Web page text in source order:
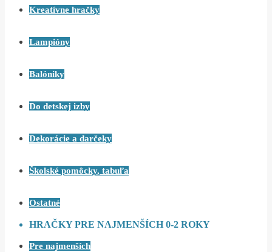
Kreatívne hračky
Lampióny
Balóniky
Do detskej izby
Dekorácie a darčeky
Školské pomôcky, tabuľa
Ostatné
HRAČKY PRE NAJMENŠÍCH 0-2 ROKY
Pre najmenších